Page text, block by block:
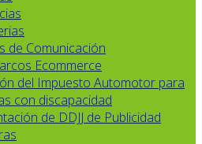
de Comunicación
Ecommerce
del Impuesto Automotor para
con discapacidad
de DDJJ de Publicidad